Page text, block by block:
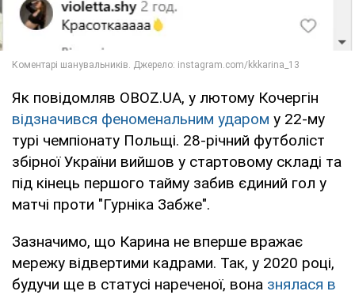
Як повідомляв OBOZ.UA, у лютому Кочергін
відзначився феноменальним ударом у 22-му
турі чемпіонату Польщі. 28-річний футболіст
збірної України вийшов у стартовому складі та
під кінець першого тайму забив єдиний гол у
матчі проти "Гурніка Забже".
Зазначимо, що Карина не вперше вражає
мережу відвертими кадрами. Так, у 2020 році,
будучи ще в статусі нареченої, вона знялася в